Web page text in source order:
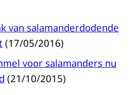
van salamanderdodende
(17/05/2016)
voor salamanders nu
(21/10/2015)